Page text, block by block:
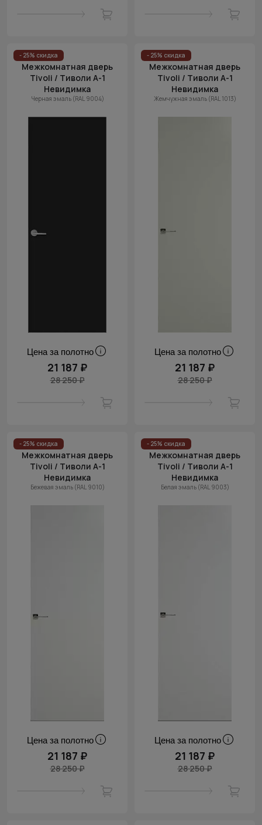
- 25% скидка
Межкомнатная дверь
Tivoli / Тиволи А-1
Невидимка
Черная эмаль (RAL 9004)
Цена за полотно
21 187 ₽
28 250 ₽
- 25% скидка
Межкомнатная дверь
Tivoli / Тиволи А-1
Невидимка
Жемчужная эмаль (RAL 1013)
Цена за полотно
21 187 ₽
28 250 ₽
- 25% скидка
Межкомнатная дверь
Tivoli / Тиволи А-1
Невидимка
Бежевая эмаль (RAL 9010)
Цена за полотно
21 187 ₽
28 250 ₽
- 25% скидка
Межкомнатная дверь
Tivoli / Тиволи А-1
Невидимка
Белая эмаль (RAL 9003)
Цена за полотно
21 187 ₽
28 250 ₽